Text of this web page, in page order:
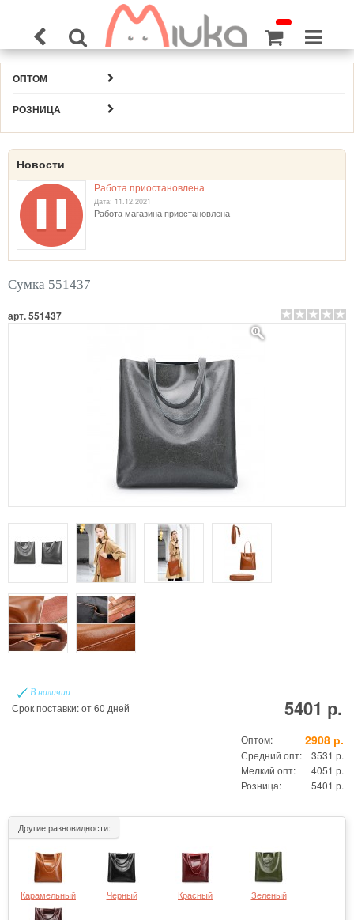
ОПТОМ
РОЗНИЦА
Новости
Работа приостановлена
Дата: 11.12.2021
Работа магазина приостановлена
Сумка 551437
арт. 551437
В наличии
Срок поставки: от 60 дней 5401 р.
Оптом: 2908 р.
Средний опт:
3531 р.
Мелкий опт:
4051 р.
Розница:
5401 р.
Другие разновидности:
Карамельный Черный Красный Зеленый